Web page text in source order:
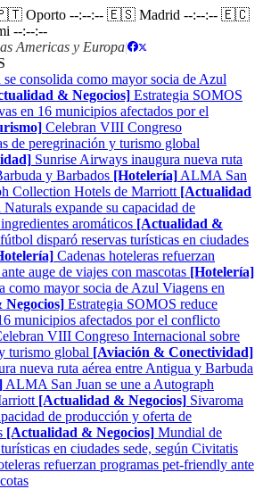
Oporto --:--:-- 🇪🇸 Madrid --:--:-- 🇪🇨
--:--:--
Americas y Europa|
consolida como mayor socia de Azul
& Negocios] Estrategia SOMOS
en 16 municipios afectados por el
Celebran VIII Congreso
de peregrinación y turismo global
Sunrise Airways inaugura nueva ruta
y Barbados [Hotelería] ALMA San
Collection Hotels de Marriott [Actualidad
Naturals expande su capacidad de
aromáticos [Actualidad &
disparó reservas turísticas en ciudades
Cadenas hoteleras refuerzan
auge de viajes con mascotas [Hotelería]
como mayor socia de Azul Viagens en
Estrategia SOMOS reduce
municipios afectados por el conflicto
VIII Congreso Internacional sobre
turismo global [Aviación & Conectividad]
nueva ruta aérea entre Antigua y Barbuda
ALMA San Juan se une a Autograph
[Actualidad & Negocios] Sivaroma
de producción y oferta de
[Actualidad & Negocios] Mundial de
en ciudades sede, según Civitatis
refuerzan programas pet-friendly ante